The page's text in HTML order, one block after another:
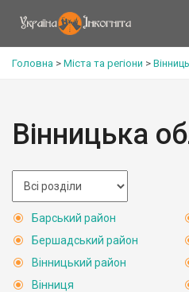
Головна > Міста та регіони >
Вінницька
Барський район
Бершадський район
Вінницький район
Вінниця